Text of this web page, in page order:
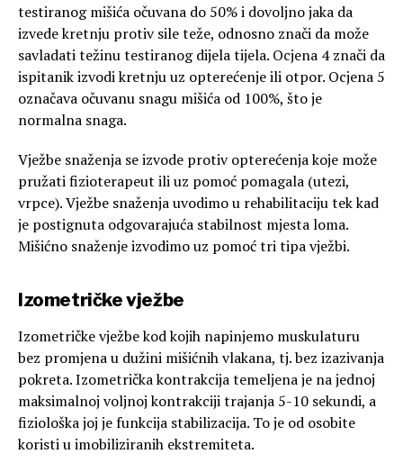
testiranog mišića očuvana do 50% i dovoljno jaka da
izvede kretnju protiv sile teže, odnosno znači da može
savladati težinu testiranog dijela tijela. Ocjena 4 znači da
ispitanik izvodi kretnju uz opterećenje ili otpor. Ocjena 5
označava očuvanu snagu mišića od 100%, što je
normalna snaga.
Vježbe snaženja se izvode protiv opterećenja koje može
pružati fizioterapeut ili uz pomoć pomagala (utezi,
vrpce). Vježbe snaženja uvodimo u rehabilitaciju tek kad
je postignuta odgovarajuća stabilnost mjesta loma.
Mišićno snaženje izvodimo uz pomoć tri tipa vježbi.
Izometričke vježbe
Izometričke vježbe kod kojih napinjemo muskulaturu
bez promjena u dužini mišićnih vlakana, tj. bez izazivanja
pokreta. Izometrička kontrakcija temeljena je na jednoj
maksimalnoj voljnoj kontrakciji trajanja 5-10 sekundi, a
fiziološka joj je funkcija stabilizacija. To je od osobite
koristi u imobiliziranih ekstremiteta.